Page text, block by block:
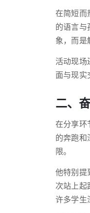
在简短而
的语言
象，而是
活动现
面与现实
二、
在分享环
的奔跑
限。
他特别提
次站上
许多学生